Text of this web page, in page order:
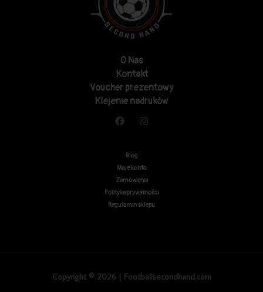
O Nas
Kontakt
Voucher prezentowy
Klejenie nadruków
Blog
Moje konto
Zamówienia
Polityka prywatności
Regulamin sklepu
Copyright © 2026 | Footballsecondhand.com